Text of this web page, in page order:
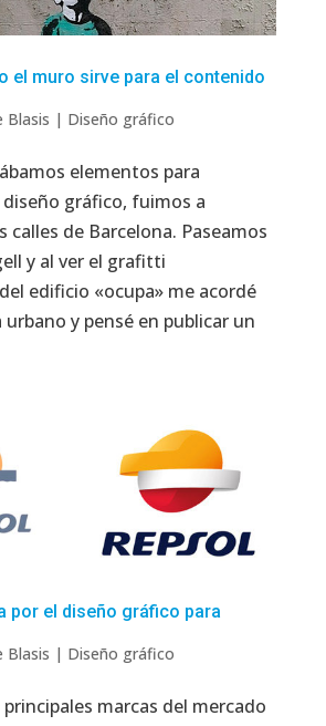
el muro sirve para el contenido
Blasis | Diseño gráfico
elementos para
gráfico, fuimos a
calles de Barcelona. Paseamos
y al ver el grafitti
edificio «ocupa» me acordé
y pensé en publicar un
por el diseño gráfico para
Blasis | Diseño gráfico
principales marcas del mercado